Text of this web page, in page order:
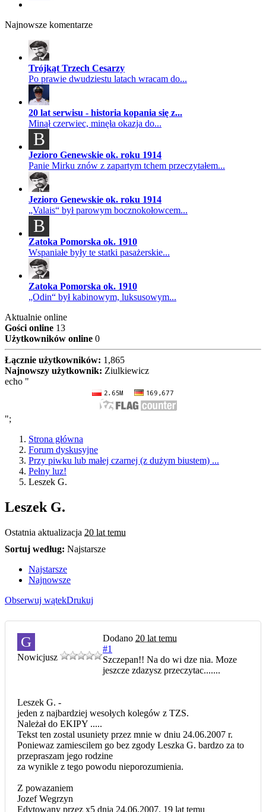
Najnowsze komentarze
Trójkąt Trzech Cesarzy
Po prawie dwudziestu latach wracam do...
20 lat serwisu - historia kopania się z...
Minął czerwiec, minęła okazja do...
B
Jezioro Genewskie ok. roku 1914
Panie Mirku znów z zapartym tchem przeczytałem...
Jezioro Genewskie ok. roku 1914
„Valais“ był parowym bocznokołowcem...
B
Zatoka Pomorska ok. 1910
Wspaniałe były te statki pasażerskie...
Zatoka Pomorska ok. 1910
„Odin“ był kabinowym, luksusowym...
Aktualnie online
Gości online 13
Użytkowników online 0
Łącznie użytkowników: 1,865
Najnowszy użytkownik: Ziulkiewicz
echo "
";
Strona główna
Forum dyskusyjne
Przy piwku lub małej czarnej (z dużym biustem) ...
Pełny luz!
Leszek G.
Leszek G.
Ostatnia aktualizacja 20 lat temu
Sortuj według: Najstarsze
Najstarsze
Najnowsze
Obserwuj wątekDrukuj
G
Nowicjusz
Dodano 20 lat temu
#1
Szczepan!! Na do wi dze nia. Moze
jeszcze zdazysz przeczytac.......
Leszek G. -
jeden z najbardziej wesołych kolegów z TZS.
Należał do EKIPY .....
Tekst ten zostal usuniety przez mnie w dniu 24.06.2007 r.
Poniewaz zamiescilem go bez zgody Leszka G. bardzo za to
przepraszam jego rodzine
za wynikle z tego powodu nieporozumienia.
Z powazaniem
Jozef Wegrzyn
Edytowany przez x5 dnia 24.06.2007, 19 lat temu